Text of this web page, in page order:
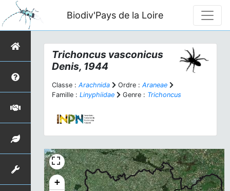
Biodiv'Pays de la Loire
Trichoncus vasconicus
Denis, 1944
Classe : Arachnida Ordre : Araneae
Famille : Linyphiidae Genre : Trichoncus
+